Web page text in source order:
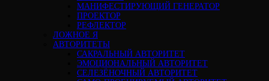
МАНИФЕСТИРУЮЩИЙ ГЕНЕРАТОР
ПРОЕКТОР
РЕФЛЕКТОР
ЛОЖНОЕ Я
АВТОРИТЕТЫ
САКРАЛЬНЫЙ АВТОРИТЕТ
ЭМОЦИОНАЛЬНЫЙ АВТОРИТЕТ
СЕЛЕЗЁНОЧНЫЙ АВТОРИТЕТ